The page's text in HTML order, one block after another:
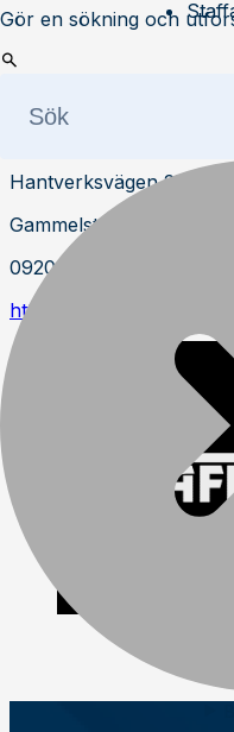
Gör en sökning och
Staffare AB
Hantverksvägen 2R 954
Gammelstad
0920-700 80
https://www.staffare.se/